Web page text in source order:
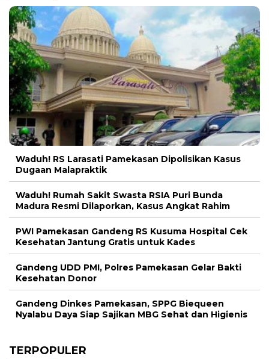
Waduh! RS Larasati Pamekasan Dipolisikan Kasus
Dugaan Malapraktik
Waduh! Rumah Sakit Swasta RSIA Puri Bunda
Madura Resmi Dilaporkan, Kasus Angkat Rahim
PWI Pamekasan Gandeng RS Kusuma Hospital Cek
Kesehatan Jantung Gratis untuk Kades
Gandeng UDD PMI, Polres Pamekasan Gelar Bakti
Kesehatan Donor
Gandeng Dinkes Pamekasan, SPPG Biequeen
Nyalabu Daya Siap Sajikan MBG Sehat dan Higienis
TERPOPULER